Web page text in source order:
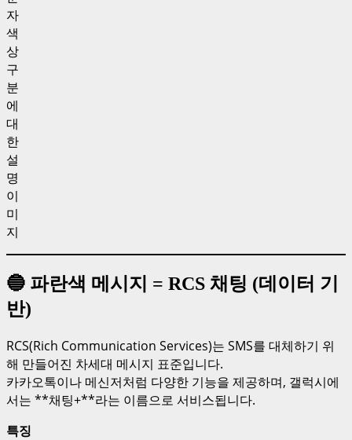
자
색
상
구
분
에
대
한
설
명
이
미
지
🔵 파란색 메시지 = RCS 채팅 (데이터 기
반)
RCS(Rich Communication Services)는 SMS를 대체하기 위
해 만들어진 차세대 메시지 표준입니다.
카카오톡이나 메신저처럼 다양한 기능을 제공하며, 갤럭시에
서는 **채팅+**라는 이름으로 서비스됩니다.
특징